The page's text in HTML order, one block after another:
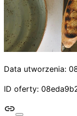
Data utworzenia:
ID oferty: